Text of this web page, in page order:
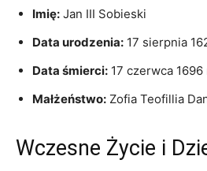
Imię: Jan III Sobieski
Data urodzenia: 17 sierpnia
Data śmierci: 17 czerwca 1696
Małżeństwo: Zofia Teofillia
Wczesne Życie i